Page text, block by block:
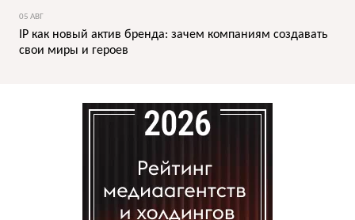
05 АВГ
IP как новый актив бренда: зачем компаниям создавать
свои миры и героев